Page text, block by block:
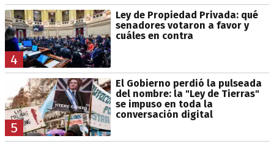
4
Ley de Propiedad Privada: qué
senadores votaron a favor y
cuáles en contra
5
El Gobierno perdió la pulseada
del nombre: la "Ley de Tierras"
se impuso en toda la
conversación digital